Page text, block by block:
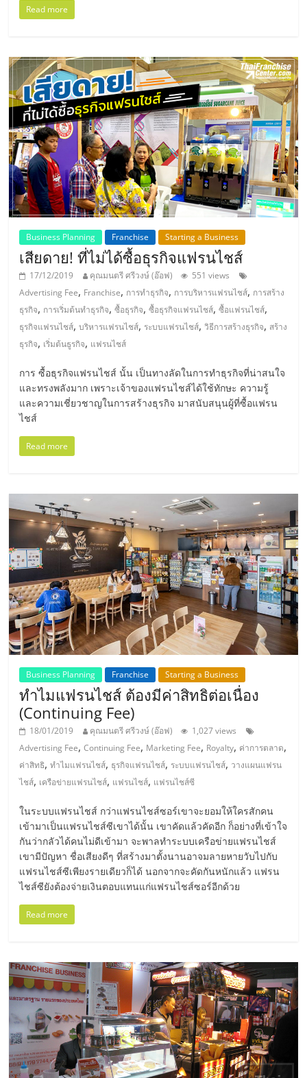
รน
ไชส์,
ที่
ปรึกษา
แฟ
รน
ไชส์,
รวม
แฟ
รน
ไชส์
ขาย
แฟ
รน
ไชส์
แฟ
รน
ไชส์
ขาย
หน้า
บ้าน
ลงทุน
น้อย
คืน
ทุน
ไว,
ที่
ปรึกษา
การ
Read more
Business Planning Franchise Starting a Business
เสียดาย! ที่ไม่ได้ซื้อธุรกิจแฟรนไชส์
17/12/2019 คุณมนตรี ศรีวงษ์ (อ๊อฟ)
551 views
Advertising Fee, Franchise, การทำธุรกิจ, การบริหารแฟรนไชส์, การสร้าง
ธุรกิจ, การเริ่มต้นทำธุรกิจ,ซื้อธุรกิจ,ซื้อธุรกิจแฟรนไชส์,ซื้อแฟรนไชส์,
ธุรกิจแฟรนไชส์,บริหารแฟรนไชส์, ระบบแฟรนไชส์,วิธีการสร้างธุรกิจ, สร้าง
ธุรกิจ, เริ่มต้นธูรกิจ, แฟรนไชส์
การ ซื้อธุรกิจแฟรนไชส์ นั้น เป็นทางลัดในการทำธุรกิจที่น่าสนใจ
และทรงพลังมาก เพราะเจ้าของแฟรนไชส์ได้ใช้ทักษะ ความรู้
และความเชี่ยวชาญในการสร้างธุรกิจ มาสนับสนุนผู้ที่ซื้อแฟรน
ไชส์
Read more
Business Planning Franchise Starting a Business
ทำไมแฟรนไชส์ ต้องมีค่าสิทธิต่อเนื่อง
(Continuing Fee)
18/01/2019 คุณมนตรี ศรีวงษ์ (อ๊อฟ)
1,027 views
Advertising Fee,Continuing Fee, Marketing Fee, Royalty, ค่าการตลาด,
ค่าสิทธิ,ทำไมแฟรนไชส์, ธุรกิจแฟรนไชส์, ระบบแฟรนไชส์, วางแผนแฟรน
ไชส์, เครือข่ายแฟรนไชส์, แฟรนไชส์, แฟรนไชส์ซี
ในระบบแฟรนไชส์ กว่าแฟรนไชส์ซอร์เขาจะยอมให้ใครสักคน
เข้ามาเป็นแฟรนไชส์ซีเขาได้นั้น เขาคัดแล้วคัดอีก ก็อย่างที่เข้าใจ
กันว่ากลัวได้คนไม่ดีเข้ามา จะพาลทำระบบเครือข่ายแฟรนไชส์
เขามีปัญหา ชื่อเสียงดีๆ ที่สร้างมาตั้งนานอาจมลายหายวับไปกับ
แฟรนไชส์ซีเพียงรายเดียวก็ได้ นอกจากจะคัดกันหนักแล้ว แฟรน
ไชส์ซียังต้องจ่ายเงินตอบแทนแก่แฟรนไชส์ซอร์อีกด้วย
Read more